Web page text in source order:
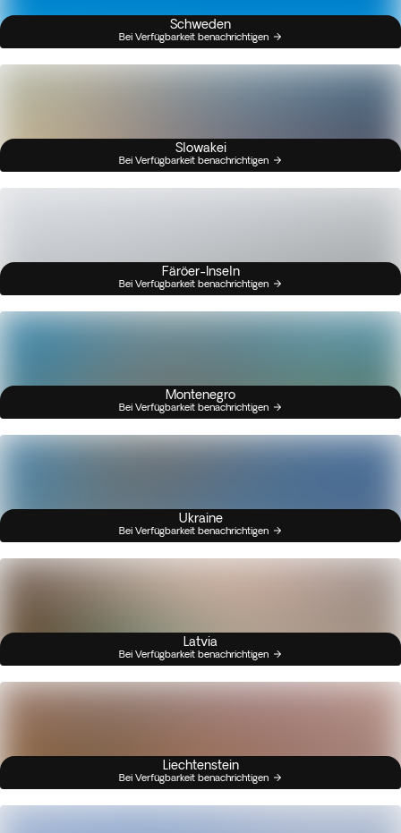
Schweden
Bei Verfügbarkeit benachrichtigen
Slowakei
Bei Verfügbarkeit benachrichtigen
Färöer-Inseln
Bei Verfügbarkeit benachrichtigen
Montenegro
Bei Verfügbarkeit benachrichtigen
Ukraine
Bei Verfügbarkeit benachrichtigen
Latvia
Bei Verfügbarkeit benachrichtigen
Liechtenstein
Bei Verfügbarkeit benachrichtigen